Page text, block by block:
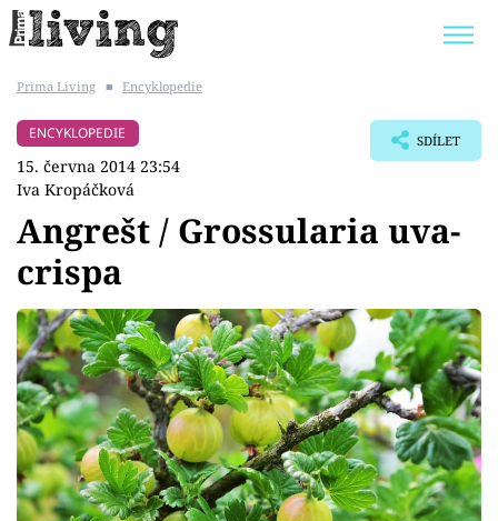
BYDLENÍ SLAVNÝCH
Témata
Bydlení
Zahrada
Design
Sledujte prima+
Prima Living ■ Encyklopedie
ENCYKLOPEDIE
15. června 2014 23:54
Iva Kropáčková
SDÍLET
Angrešt / Grossularia uva-
crispa